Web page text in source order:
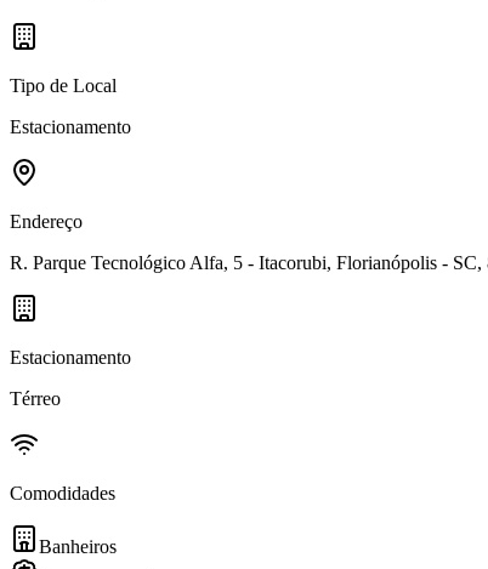
Tipo de Local
Estacionamento
Endereço
R. Parque Tecnológico Alfa, 5 - Itacorubi, Florianópolis - SC,
Estacionamento
Térreo
Comodidades
Banheiros